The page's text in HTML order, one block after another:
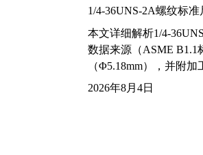
1/4-36UNS-2A螺纹标准
本文详细解析1/4-
数据来源（ASME B1.1
（Φ5.18mm），并附加
2026年8月4日